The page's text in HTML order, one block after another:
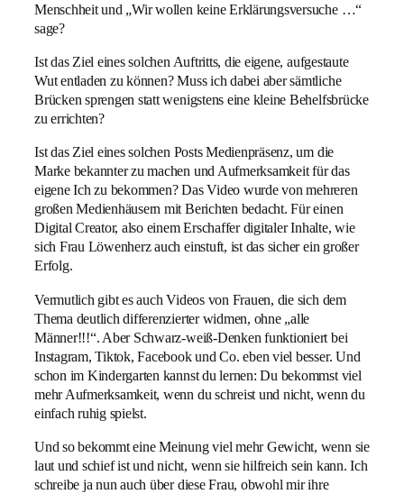
Menschheit und „Wir wollen keine Erklärungsversuche …“
sage?
Ist das Ziel eines solchen Auftritts, die eigene, aufgestaute
Wut entladen zu können? Muss ich dabei aber sämtliche
Brücken sprengen statt wenigstens eine kleine Behelfsbrücke
zu errichten?
Ist das Ziel eines solchen Posts Medienpräsenz, um die
Marke bekannter zu machen und Aufmerksamkeit für das
eigene Ich zu bekommen? Das Video wurde von mehreren
großen Medienhäusern mit Berichten bedacht. Für einen
Digital Creator, also einem Erschaffer digitaler Inhalte, wie
sich Frau Löwenherz auch einstuft, ist das sicher ein großer
Erfolg.
Vermutlich gibt es auch Videos von Frauen, die sich dem
Thema deutlich differenzierter widmen, ohne „alle
Männer!!!“. Aber Schwarz-weiß-Denken funktioniert bei
Instagram, Tiktok, Facebook und Co. eben viel besser. Und
schon im Kindergarten kannst du lernen: Du bekommst viel
mehr Aufmerksamkeit, wenn du schreist und nicht, wenn du
einfach ruhig spielst.
Und so bekommt eine Meinung viel mehr Gewicht, wenn sie
laut und schief ist und nicht, wenn sie hilfreich sein kann. Ich
schreibe ja nun auch über diese Frau, obwohl mir ihre